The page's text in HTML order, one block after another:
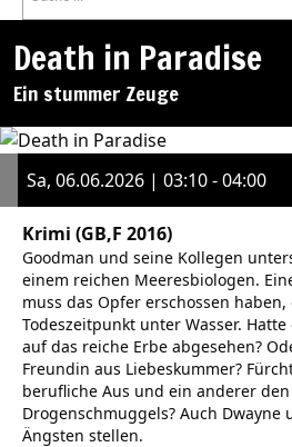
Death in Paradise
Ein stummer Zeuge
Sa, 06.06.2026 | 03:10 - 04:00
Krimi (GB,F 2016)
Goodman und seine Kollegen
einem reichen Meeresbiologen.
muss das Opfer erschossen
Todeszeitpunkt unter Wasser.
auf das reiche Erbe abgesehen?
Freundin aus Liebeskummer?
berufliche Aus und ein anderer
Drogenschmuggels? Auch Dwayne
Ängsten stellen.